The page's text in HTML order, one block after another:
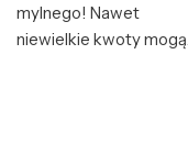
mylnego! Nawet
niewielkie kwoty mogą…